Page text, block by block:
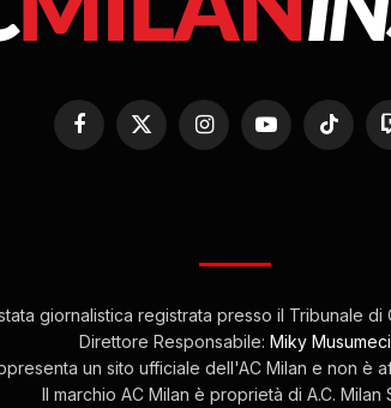
Facebook
X
(Twitter)
InstagramYouTubeTikTok
giornalistica registrata presso il Tribunale
Direttore Responsabile: Miky Musumeci
un sito ufficiale dell'AC Milan e non è
Il marchio AC Milan è proprietà di A.C. Milan